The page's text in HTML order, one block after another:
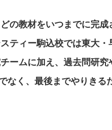
の教材をいつまでに完成
ティー駒込校では東大・
ームに加え、過去問研究
なく、最後までやりきる